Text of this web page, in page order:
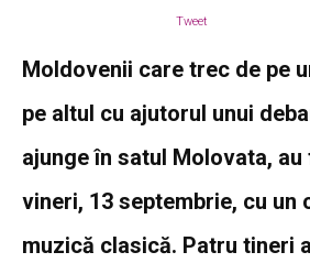
Tweet
Moldovenii care trec de pe
pe altul cu ajutorul unui
ajunge în satul Molovata,
vineri, 13 septembrie, cu un
muzică clasică. Patru tineri